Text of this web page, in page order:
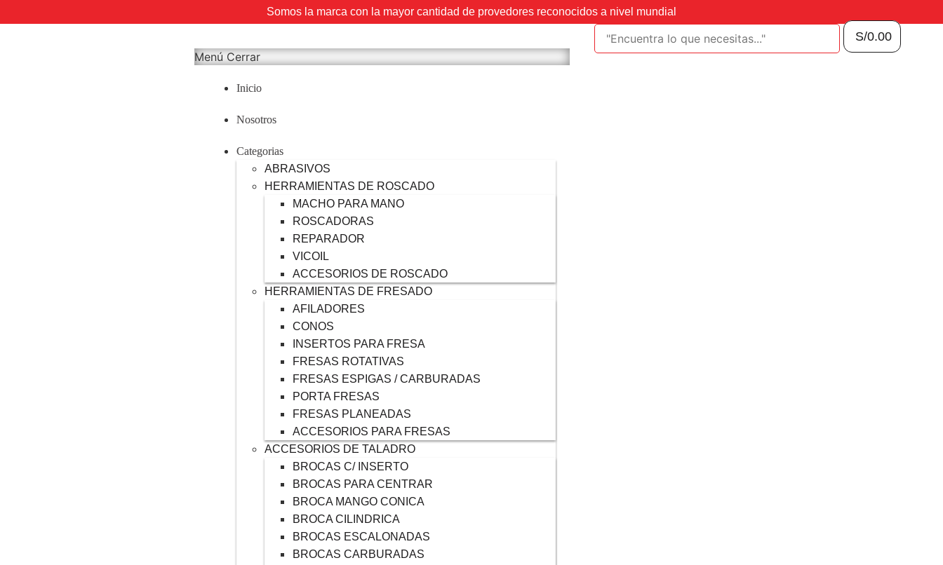
Somos la marca con la mayor cantidad de provedores reconocidos a nivel mundial
Menú Cerrar
Inicio
Nosotros
Categorias
ABRASIVOS
HERRAMIENTAS DE ROSCADO
MACHO PARA MANO
ROSCADORAS
REPARADOR
VICOIL
ACCESORIOS DE ROSCADO
HERRAMIENTAS DE FRESADO
AFILADORES
CONOS
INSERTOS PARA FRESA
FRESAS ROTATIVAS
FRESAS ESPIGAS / CARBURADAS
PORTA FRESAS
FRESAS PLANEADAS
ACCESORIOS PARA FRESAS
ACCESORIOS DE TALADRO
BROCAS C/ INSERTO
BROCAS PARA CENTRAR
BROCA MANGO CONICA
BROCA CILINDRICA
BROCAS ESCALONADAS
BROCAS CARBURADAS
S/0.00